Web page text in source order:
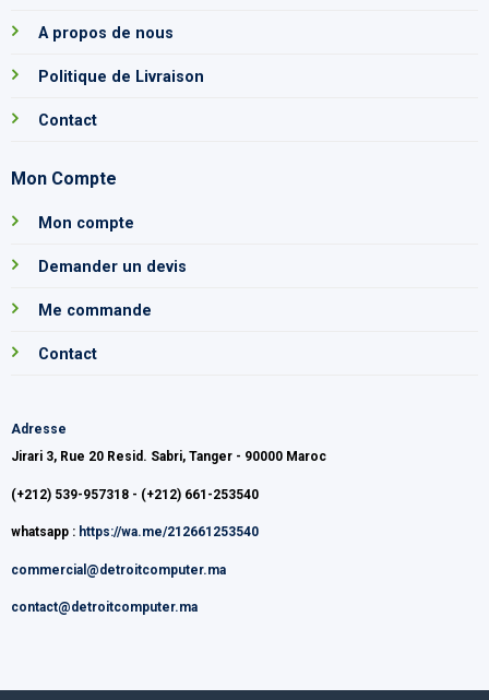
A propos de nous
Politique de Livraison
Contact
Mon Compte
Mon compte
Demander un devis
Me commande
Contact
Adresse
Jirari 3, Rue 20 Resid. Sabri, Tanger - 90000 Maroc
(+212) 539-957318 - (+212) 661-253540
whatsapp : https://wa.me/212661253540
commercial@detroitcomputer.ma
contact@detroitcomputer.ma